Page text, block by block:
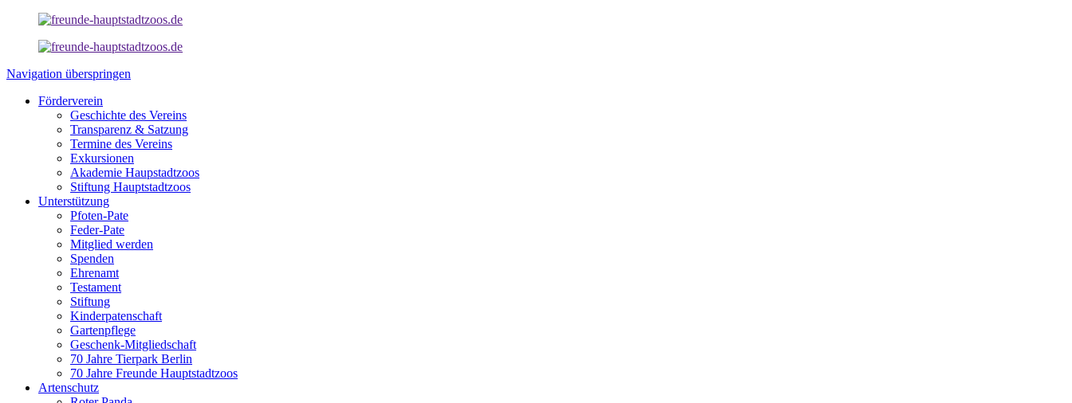
Navigation überspringen
Förderverein
Geschichte des Vereins
Transparenz & Satzung
Termine des Vereins
Exkursionen
Akademie Haupstadtzoos
Stiftung Hauptstadtzoos
Unterstützung
Pfoten-Pate
Feder-Pate
Mitglied werden
Spenden
Ehrenamt
Testament
Stiftung
Kinderpatenschaft
Gartenpflege
Geschenk-Mitgliedschaft
70 Jahre Tierpark Berlin
70 Jahre Freunde Hauptstadtzoos
Artenschutz